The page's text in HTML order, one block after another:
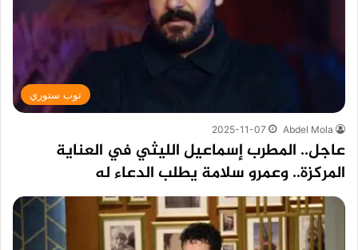
توب ستوري
Abdel Mola
2025-11-07
عاجل.. المطرب إسماعيل الليثي في العناية
المركزة.. وعمرو سلامة يطلب الدعاء له